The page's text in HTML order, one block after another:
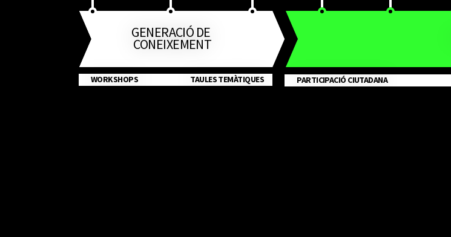
GENERACIÓ DE
CONEIXEMENT
WORKSHOPS TAULES TEMÀTIQUES PARTICIPACIÓ CIUTADANA